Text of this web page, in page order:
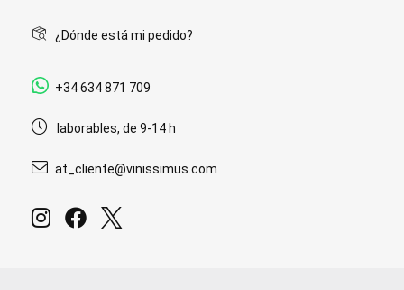
¿Dónde está mi pedido?
+34 634 871 709
laborables, de 9-14 h
at_cliente@vinissimus.com